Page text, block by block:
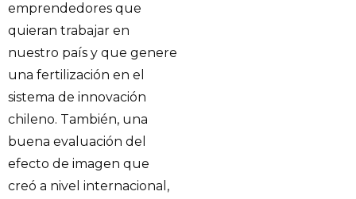
emprendedores que
quieran trabajar en
nuestro país y que genere
una fertilización en el
sistema de innovación
chileno. También, una
buena evaluación del
efecto de imagen que
creó a nivel internacional,